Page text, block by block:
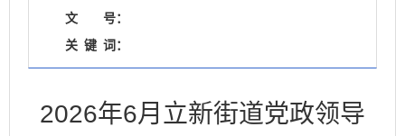
文
号：
关 键 词：
2026年6月立新街道党政领导